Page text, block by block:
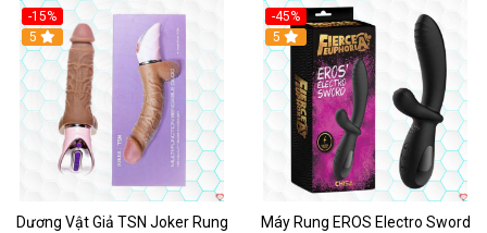
-15%
5
Dương Vật Giả TSN Joker Rung
-45%
5
Máy Rung EROS Electro Sword